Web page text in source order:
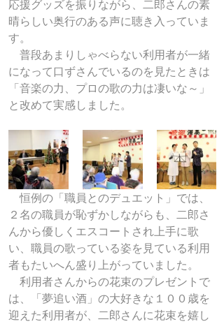
応援グッズを振りながら、二郎さんの素
晴らしい奥行のある声に聴き入っていま
す。
普段あまりしゃべらない利用者が一緒
になって口ずさんでいるのを見たときは
「音楽の力、プロの歌の力は凄いな～」
と改めて実感しました。
恒例の「職員とのデュエット」では、
２名の職員が恥ずかしながらも、二郎さ
んから優しくエスコートされ上手に歌
い、職員の歌っている姿を見ている利用
者もたいへん盛り上がっていました。
利用者さんからの花束のプレゼントで
は、「夢追い酒」の大好きな１００歳を
迎えた利用者が、二郎さんに花束を嬉し